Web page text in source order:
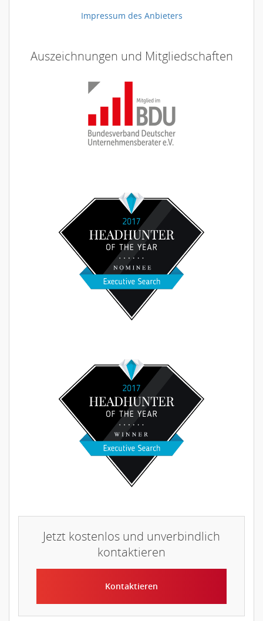
Impressum des Anbieters
Auszeichnungen und Mitgliedschaften
Jetzt kostenlos und unverbindlich
kontaktieren
Kontaktieren